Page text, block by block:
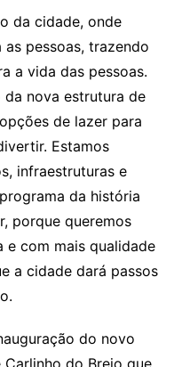
da cidade, onde
pessoas, trazendo
a vida das pessoas.
nova estrutura de
de lazer para
Estamos
infraestruturas e
da história
porque queremos
e com mais qualidade
a cidade dará passos
do novo